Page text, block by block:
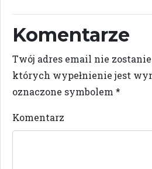
Komentarze
Twój adres email nie
których wypełnienie jest
oznaczone symbolem *
Komentarz